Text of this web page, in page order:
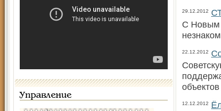
Управление
29.12.2012
С Новым
22.12.2012
12.12.2012